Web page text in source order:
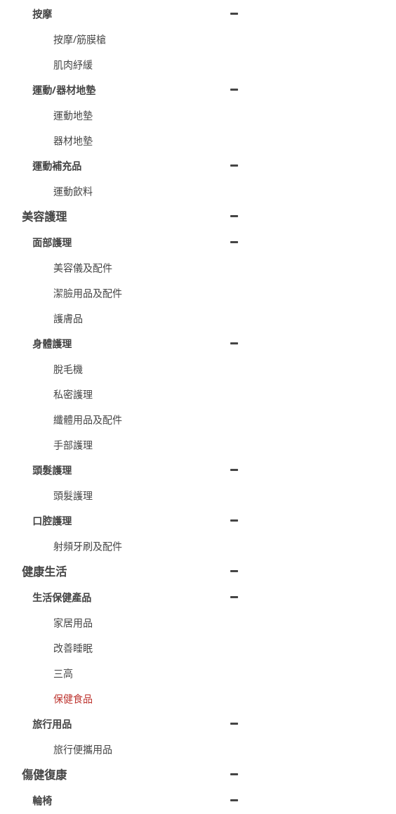
按摩
按摩/筋膜槍
肌肉紓緩
運動/器材地墊
運動地墊
器材地墊
運動補充品
運動飲料
美容護理
面部護理
美容儀及配件
潔臉用品及配件
護膚品
身體護理
脫毛機
私密護理
纖體用品及配件
手部護理
頭髮護理
頭髮護理
口腔護理
射頻牙刷及配件
健康生活
生活保健產品
家居用品
改善睡眠
三高
保健食品
旅行用品
旅行便攜用品
傷健復康
輪椅